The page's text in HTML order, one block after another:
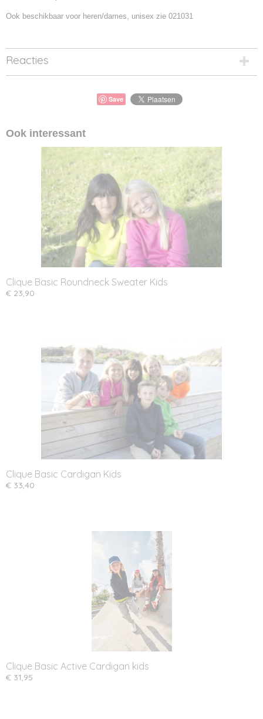
Ook beschikbaar voor heren/dames, unisex zie 021031
Reacties
Save
Ook interessant
Clique Basic Roundneck Sweater Kids
€ 23,90
Clique Basic Cardigan Kids
€ 33,40
Clique Basic Active Cardigan kids
€ 31,95